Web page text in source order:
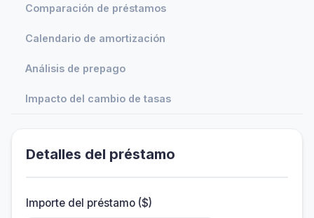
Comparación de préstamos
Calendario de amortización
Análisis de prepago
Impacto del cambio de tasas
Detalles del préstamo
Importe del préstamo ($)